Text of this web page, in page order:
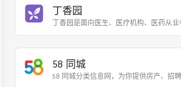
丁香园
丁香园是面向医生、医疗机构、医药从
58 同城
58 同城分类信息网，为你提供房产、招